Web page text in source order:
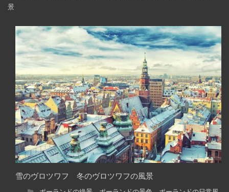
景
雪のヴロツワフ 冬のヴロツワフの風景